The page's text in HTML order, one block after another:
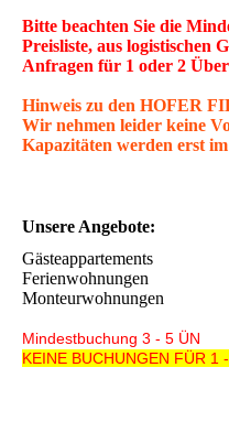
Bitte beachten Sie die
Preisliste, aus logistischen
Anfragen für 1 oder 2
Hinweis zu den HOFER
Wir nehmen leider keine
Kapazitäten werden erst
Unsere Angebote:
Gästeappartements
Ferienwohnungen
Monteurwohnungen
Mindestbuchung 3 - 5 ÜN
KEINE BUCHUNGEN FÜR 1